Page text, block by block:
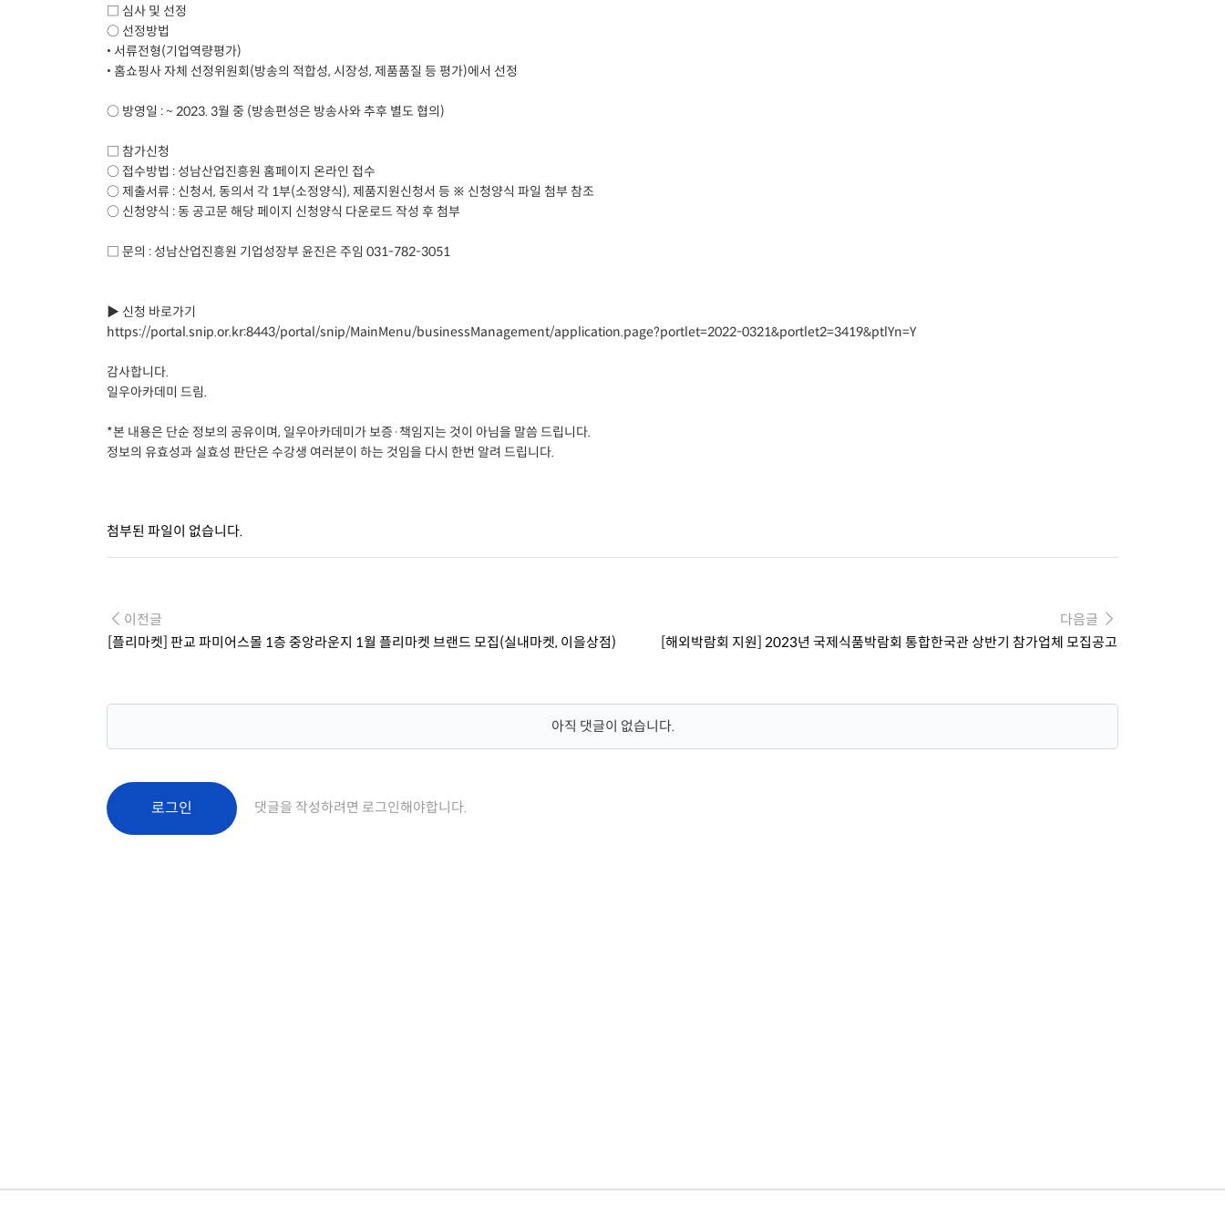
□ 심사 및 선정
○ 선정방법
• 서류전형(기업역량평가)
• 홈쇼핑사 자체 선정위원회(방송의 적합성, 시장성, 제품품질 등 평가)에서 선정
○ 방영일 : ~ 2023. 3월 중 (방송편성은 방송사와 추후 별도 협의)
□ 참가신청
○ 접수방법 : 성남산업진흥원 홈페이지 온라인 접수
○ 제출서류 : 신청서, 동의서 각 1부(소정양식), 제품지원신청서 등 ※ 신청양식 파일 첨부 참조
○ 신청양식 : 동 공고문 해당 페이지 신청양식 다운로드 작성 후 첨부
□ 문의 : 성남산업진흥원 기업성장부 윤진은 주임 031-782-3051
▶ 신청 바로가기
https://portal.snip.or.kr:8443/portal/snip/MainMenu/businessManagement/application.page?portlet=2022-0321&portlet2=3419&ptlYn=Y
감사합니다.
일우아카데미 드림.
*본 내용은 단순 정보의 공유이며, 일우아카데미가 보증·책임지는 것이 아님을 말씀 드립니다.
정보의 유효성과 실효성 판단은 수강생 여러분이 하는 것임을 다시 한번 알려 드립니다.
첨부된 파일이 없습니다.
이전글
[플리마켓] 판교 파미어스몰 1층 중앙라운지 1월 플리마켓 브랜드 모집(실내마켓, 이을상점)
다음글
[해외박람회 지원] 2023년 국제식품박람회 통합한국관 상반기 참가업체 모집공고
아직 댓글이 없습니다.
로그인 댓글을 작성하려면 로그인해야합니다.